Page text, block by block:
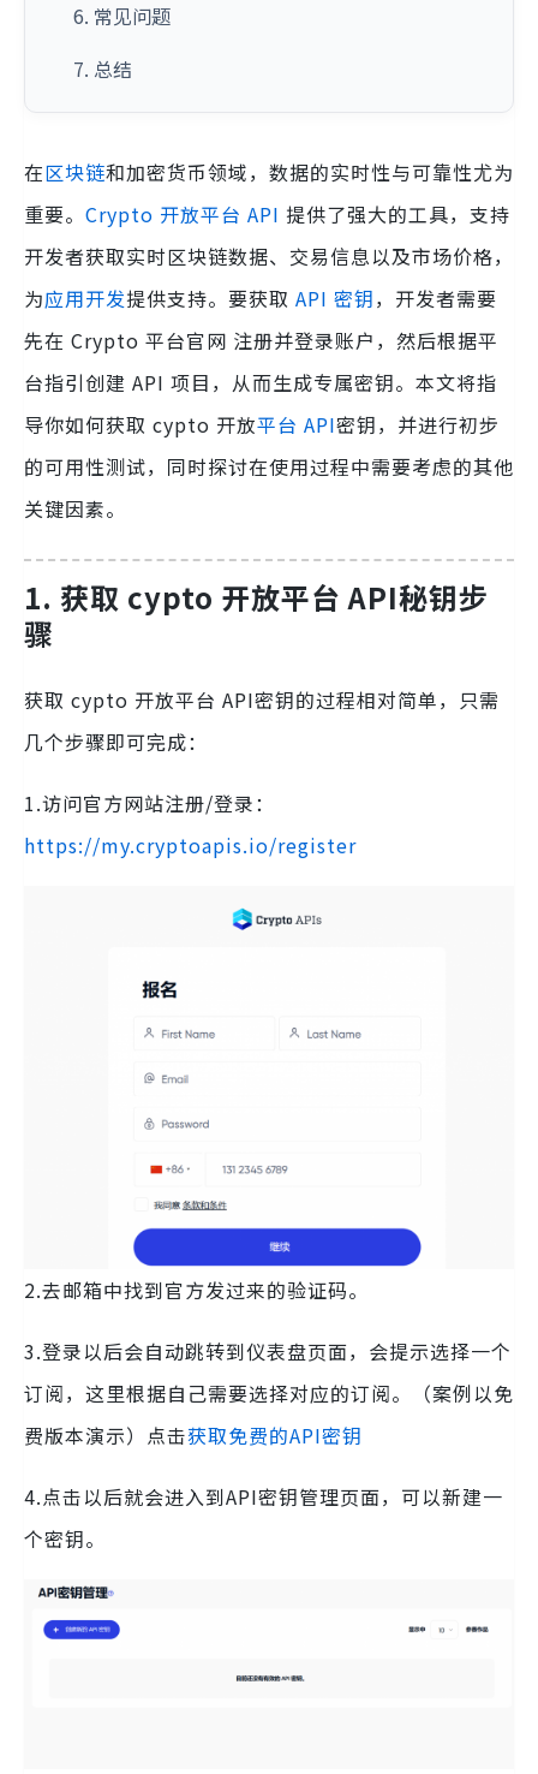
6. 常见问题
7. 总结
在区块链和加密货币领域，数据的实时性与可靠性尤为
重要。 Crypto 开放平台 API 提供了强大的工具，支持
开发者获取实时区块链数据、交易信息以及市场价格，
为应用开发提供支持。要获取 API 密钥，开发者需要
先在 Crypto 平台官网 注册并登录账户，然后根据平
台指引创建 API 项目，从而生成专属密钥。本文将指
导你如何获取 cypto 开放平台 API密钥，并进行初步
的可用性测试，同时探讨在使用过程中需要考虑的其他
关键因素。
1. 获取 cypto 开放平台 API秘钥步
骤
获取 cypto 开放平台 API密钥的过程相对简单，只需
几个步骤即可完成：
1.访问官方网站注册/登录：
https://my.cryptoapis.io/register
2.去邮箱中找到官方发过来的验证码。
3.登录以后会自动跳转到仪表盘页面，会提示选择一个
订阅，这里根据自己需要选择对应的订阅。（案例以免
费版本演示）点击获取免费的API密钥
4.点击以后就会进入到API密钥管理页面，可以新建一
个密钥。